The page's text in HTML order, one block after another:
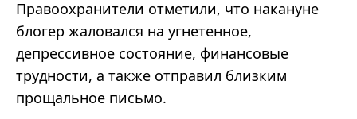
Правоохранители отметили, что накануне
блогер жаловался на угнетенное,
депрессивное состояние, финансовые
трудности, а также отправил близким
прощальное письмо.